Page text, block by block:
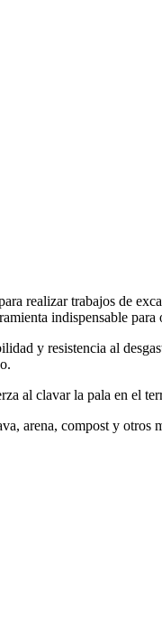
realizar trabajos de
indispensable
y resistencia al
al clavar la pala en el
arena, compost y